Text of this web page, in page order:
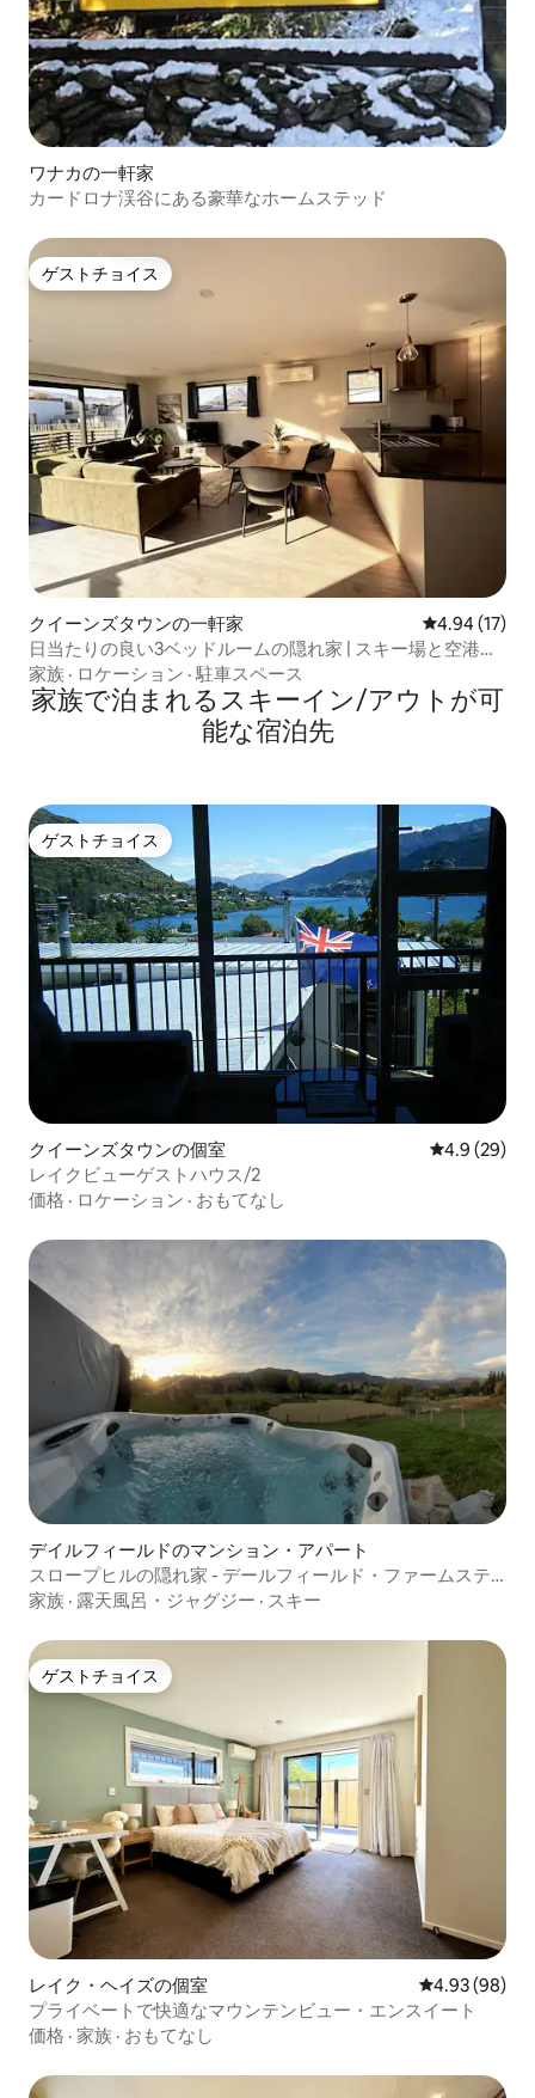
ワナカの一軒家
カードロナ渓谷にある豪華なホームステッド
ゲストチョイス
ゲストチョイス
クイーンズタウンの一軒家 レビュー17
4.94 (17)
日当たりの良い3ベッドルームの隠れ家 | スキー場と空港の
近く
家族 · ロケーション ·駐車スペース
家族で泊まれるスキーイン/アウトが可
能な宿泊先
ゲストチョイス
ゲストチョイス
クイーンズタウンの個室 レビュー29
4.9 (29)
レイクビューゲストハウス/2
価格 · ロケーション · おもてなし
デイルフィールドのマンション・アパート
スロープヒルの隠れ家 - デールフィールド・ファームステ
イ、クイーンズタウン
家族 · 露天風呂・ジャグジー · スキー
ゲストチョイス
ゲストチョイス
レイク・ヘイズの個室 レビュー98
4.93 (98)
プライベートで快適なマウンテンビュー・エンスイート
価格 · 家族 · おもてなし